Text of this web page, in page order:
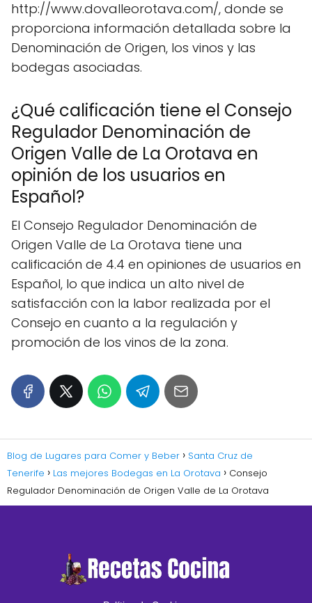
http://www.dovalleorotava.com/, donde se
proporciona información detallada sobre la
Denominación de Origen, los vinos y las
bodegas asociadas.
¿Qué calificación tiene el Consejo
Regulador Denominación de
Origen Valle de La Orotava en
opinión de los usuarios en
Español?
El Consejo Regulador Denominación de
Origen Valle de La Orotava tiene una
calificación de 4.4 en opiniones de usuarios en
Español, lo que indica un alto nivel de
satisfacción con la labor realizada por el
Consejo en cuanto a la regulación y
promoción de los vinos de la zona.
Blog de Lugares para Comer y Beber
Santa Cruz de
Tenerife
Las mejores Bodegas en La Orotava
Consejo
Regulador Denominación de Origen Valle de La Orotava